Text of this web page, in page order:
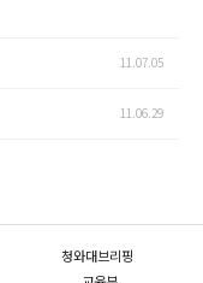
11.07.05
11.06.29
청와대브리핑